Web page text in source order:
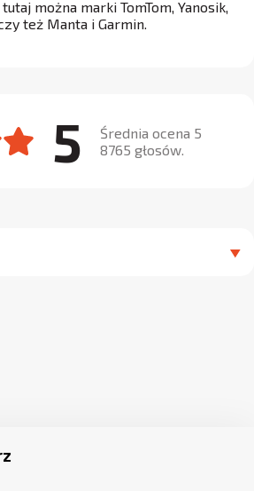
można marki TomTom, Yanosik,
też Manta i Garmin.
5
Średnia ocena 5
8765 głosów.